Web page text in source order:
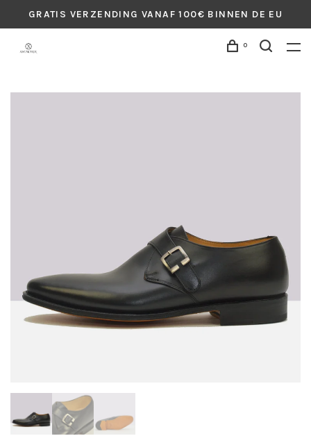
GRATIS VERZENDING VANAF 100€ BINNEN DE EU
0